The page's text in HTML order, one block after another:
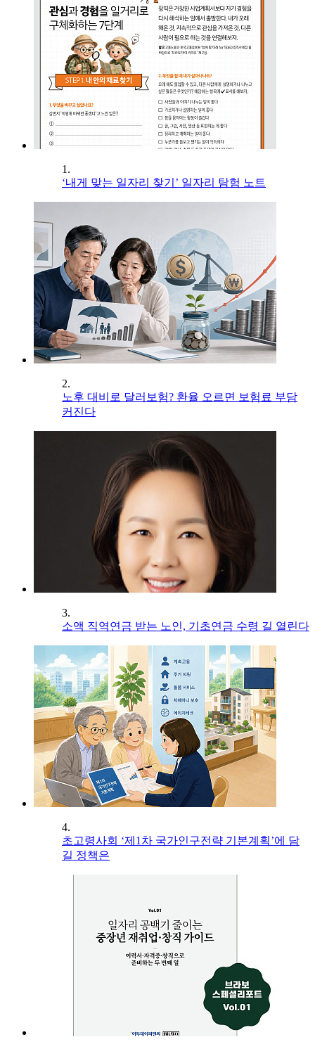
1.
‘내게 맞는 일자리 찾기’ 일자리 탐험 노트
2.
노후 대비로 달러보험? 환율 오르면 보험료 부담
커진다
3.
소액 직역연금 받는 노인, 기초연금 수령 길 열린다
4.
초고령사회 ‘제1차 국가인구전략 기본계획’에 담
길 정책은